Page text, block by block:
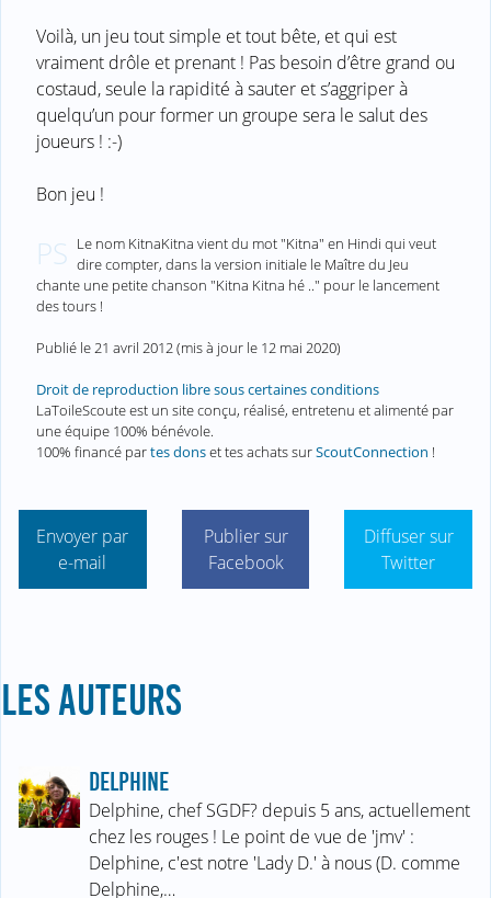
Voilà, un jeu tout simple et tout bête, et qui est
vraiment drôle et prenant ! Pas besoin d’être grand ou
costaud, seule la rapidité à sauter et s’aggriper à
quelqu’un pour former un groupe sera le salut des
joueurs ! :-)
Bon jeu !
PS Le nom KitnaKitna vient du mot "Kitna" en Hindi qui veut
dire compter, dans la version initiale le Maître du Jeu
chante une petite chanson "Kitna Kitna hé .." pour le lancement
des tours !
Publié le21 avril 2012(mis à jour le 12 mai 2020)
Droit de reproduction libre sous certaines conditions
LaToileScoute est un site conçu, réalisé, entretenu et alimenté par
une équipe 100% bénévole.
100% financé partes donset tes achats surScoutConnection !
Envoyer par
e-mail
Publier sur
Facebook
Diffuser sur
Twitter
LES AUTEURS
DELPHINE
Delphine, chef SGDF? depuis 5 ans, actuellement
chez les rouges ! Le point de vue de 'jmv' :
Delphine, c'est notre 'Lady D.' à nous (D. comme
Delphine,…